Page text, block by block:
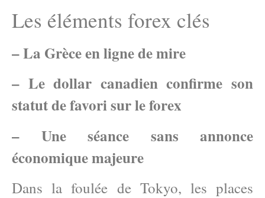
Les éléments forex clés
– La Grèce en ligne de mire
– Le dollar canadien confirme son
statut de favori sur le forex
– Une séance sans annonce
économique majeure
Dans la foulée de Tokyo, les places